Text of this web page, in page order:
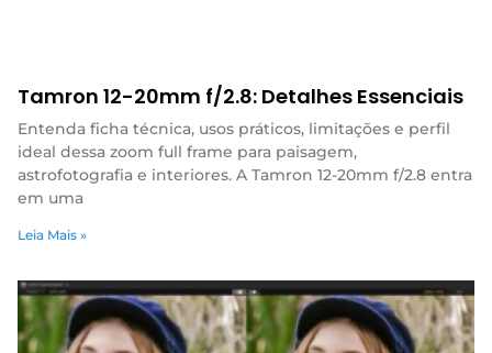
Tamron 12-20mm f/2.8: Detalhes Essenciais
Entenda ficha técnica, usos práticos, limitações e perfil
ideal dessa zoom full frame para paisagem,
astrofotografia e interiores. A Tamron 12-20mm f/2.8 entra
em uma
Leia Mais »